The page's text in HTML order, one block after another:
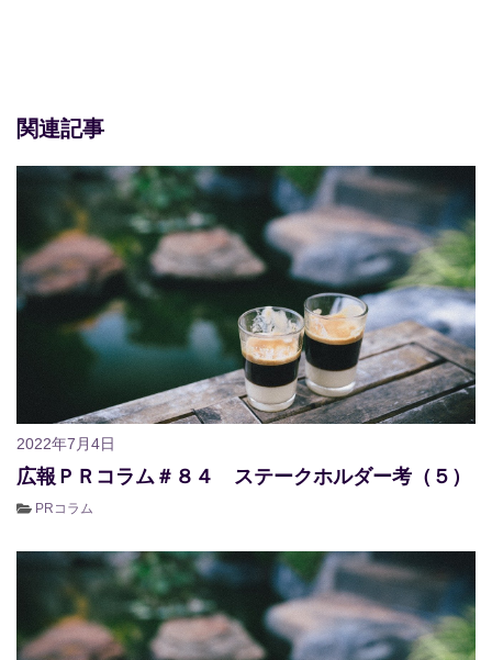
関連記事
2022年7月4日
広報ＰＲコラム＃８４ ステークホルダー考（５）
PRコラム